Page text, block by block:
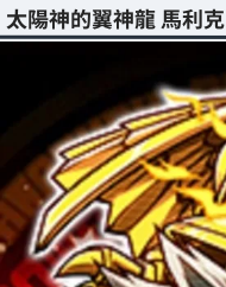
太陽神的翼神龍 馬利克